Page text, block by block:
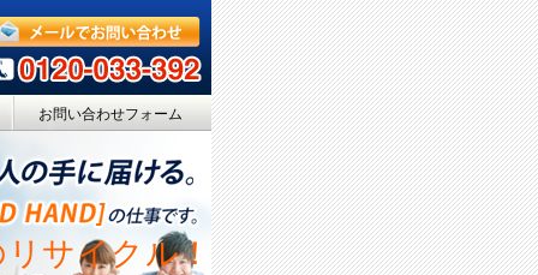
お問い合わせフォーム
サイクル！